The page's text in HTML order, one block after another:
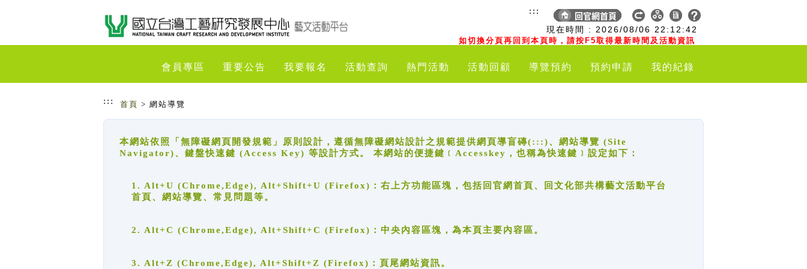
現在時間 : 2026/08/06 22:12:43
如切換分頁再回到本頁時，請按F5取得最新時間及活動資訊
:::
會員專區 重要公告 我要報名 活動查詢 熱門活動 活動回顧 導覽預約 預約申請 我的紀錄
::: 首頁 > 網站導覽
本網站依照「無障礙網頁開發規範」原則設計，遵循無障礙網站設計之規範提供網頁導盲磚(:::)、網站導覽 (Site
Navigator)、鍵盤快速鍵 (Access Key) 等設計方式。 本網站的便捷鍵﹝Accesskey，也稱為快速鍵﹞設定如下：
1. Alt+U (Chrome,Edge), Alt+Shift+U (Firefox)：右上方功能區塊，包括回官網首頁、回文化部共構藝文活動平台
首頁、網站導覽、常見問題等。
2. Alt+C (Chrome,Edge), Alt+Shift+C (Firefox)：中央內容區塊，為本頁主要內容區。
3. Alt+Z (Chrome,Edge), Alt+Shift+Z (Firefox)：頁尾網站資訊。